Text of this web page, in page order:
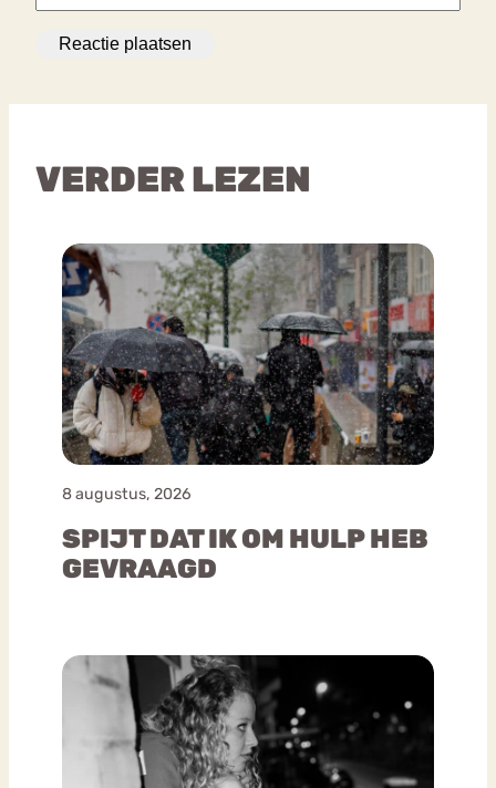
VERDER LEZEN
8 augustus, 2026
SPIJT DAT IK OM HULP HEB
GEVRAAGD